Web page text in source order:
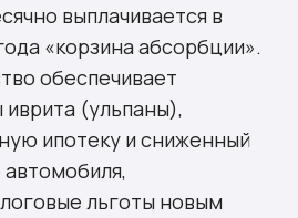
выплачивается в
«корзина абсорбции».
обеспечивает
(ульпаны),
ипотеку и сниженный
автомобиля,
льготы новым